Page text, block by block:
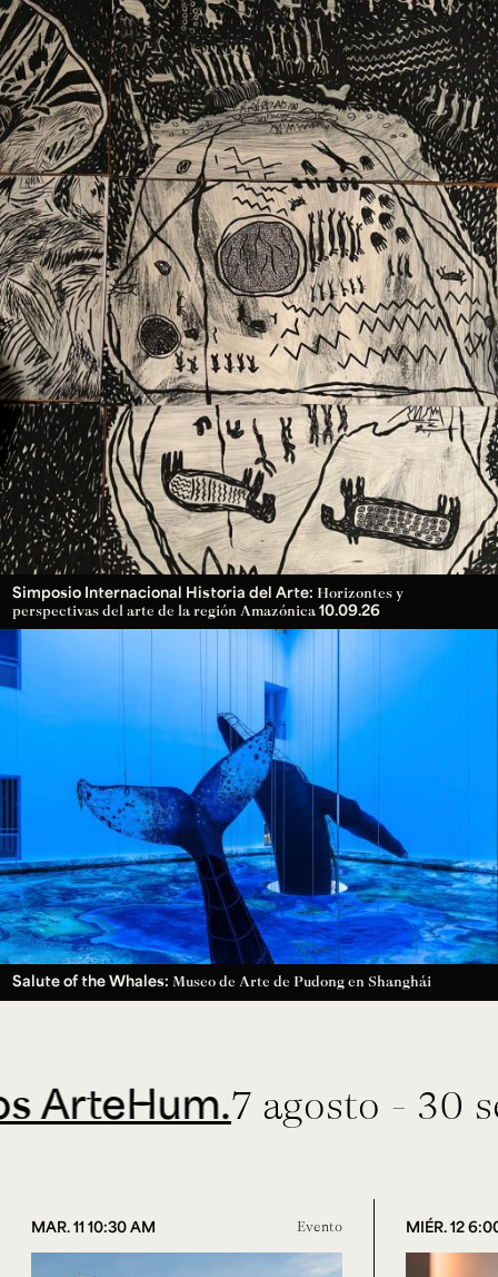
Configuración de cookies
Universidad de los Andes | Vigilada Mineducación.
Reconocimiento como universidad: Decreto 1297 del 30
de mayo de 1964. Reconocimiento de personería jurídica:
Resolución 28 del 23 de febrero de 1949, Minjusticia.
Acreditación institucional de alta calidad, 10 años:
Resolución 000194 del 16 de enero del 2025.
Ext. 2626
Posgrados
Ext. 4925
Educación
Continua
Ext. 4795
Simposio Internacional Historia del Arte: Horizontes y
perspectivas del arte de la región Amazónica 10.09.26
Salute of the Whales: Museo de Arte de Pudong en Shanghái
7 agosto - 30
MAR. 11 10:30 AM Evento MIÉR. 12